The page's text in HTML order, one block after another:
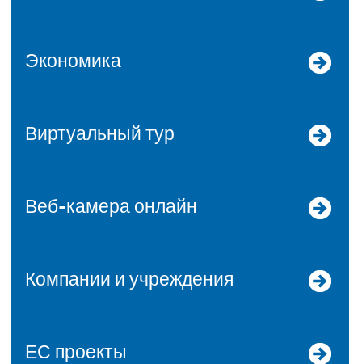
Экономика
Виртуальный тур
Веб-камера онлайн
Компании и учреждения
ЕС проекты